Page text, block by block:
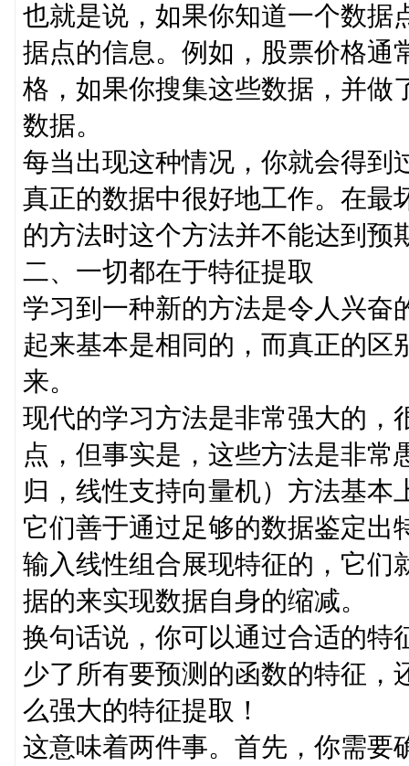
也就是说，如果你知道一个数据
据点的信息。例如，股票价格通
格，如果你搜集这些数据，并做
数据。
每当出现这种情况，你就会得到
真正的数据中很好地工作。在最
的方法时这个方法并不能达到预
二、一切都在于特征提取
学习到一种新的方法是令人兴奋
起来基本是相同的，而真正的区
来。
现代的学习方法是非常强大的，
点，但事实是，这些方法是非常
归，线性支持向量机）方法基本
它们善于通过足够的数据鉴定出
输入线性组合展现特征的，它们
据的来实现数据自身的缩减。
换句话说，你可以通过合适的特
少了所有要预测的函数的特征，
么强大的特征提取！
这意味着两件事。首先，你需要